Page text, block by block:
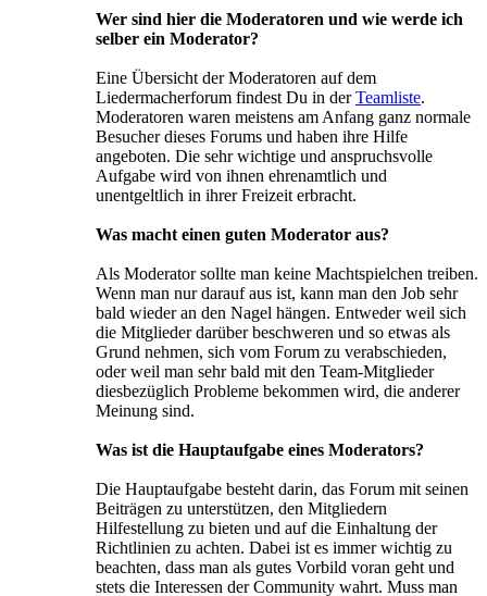
Wer sind hier die Moderatoren und wie werde ich
selber ein Moderator?
Eine Übersicht der Moderatoren auf dem
Liedermacherforum findest Du in derTeamliste.
Moderatoren waren meistens am Anfang ganz normale
Besucher dieses Forums und haben ihre Hilfe
angeboten. Die sehr wichtige und anspruchsvolle
Aufgabe wird von ihnen ehrenamtlich und
unentgeltlich in ihrer Freizeit erbracht.
Was macht einen guten Moderator aus?
Als Moderator sollte man keine Machtspielchen treiben.
Wenn man nur darauf aus ist, kann man den Job sehr
bald wieder an den Nagel hängen. Entweder weil sich
die Mitglieder darüber beschweren und so etwas als
Grund nehmen, sich vom Forum zu verabschieden,
oder weil man sehr bald mit den Team-Mitglieder
diesbezüglich Probleme bekommen wird, die anderer
Meinung sind.
Was ist die Hauptaufgabe eines Moderators?
Die Hauptaufgabe besteht darin, das Forum mit seinen
Beiträgen zu unterstützen, den Mitgliedern
Hilfestellung zu bieten und auf die Einhaltung der
Richtlinien zu achten. Dabei ist es immer wichtig zu
beachten, dass man als gutes Vorbild voran geht und
stets die Interessen der Community wahrt. Muss man